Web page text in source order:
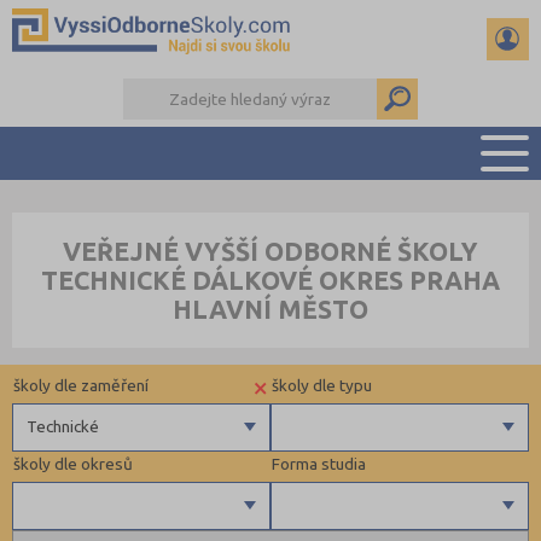
PŘÍPRAVA NA PŘIJÍMAČKY
KALENDÁŘ AKCÍ
DALŠÍ DRUHY ŠKOL
VEŘEJNÉ VYŠŠÍ ODBORNÉ ŠKOLY
TECHNICKÉ DÁLKOVÉ OKRES PRAHA
HLAVNÍ MĚSTO
Forma studia
školy dle okresů
školy dle typu
×
Technické
školy dle zaměření
Zdravotnické